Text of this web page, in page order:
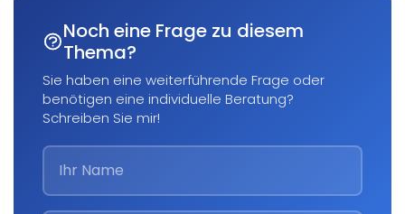
Noch eine Frage zu diesem
Thema?
Sie haben eine weiterführende Frage oder
benötigen eine individuelle Beratung?
Schreiben Sie mir!